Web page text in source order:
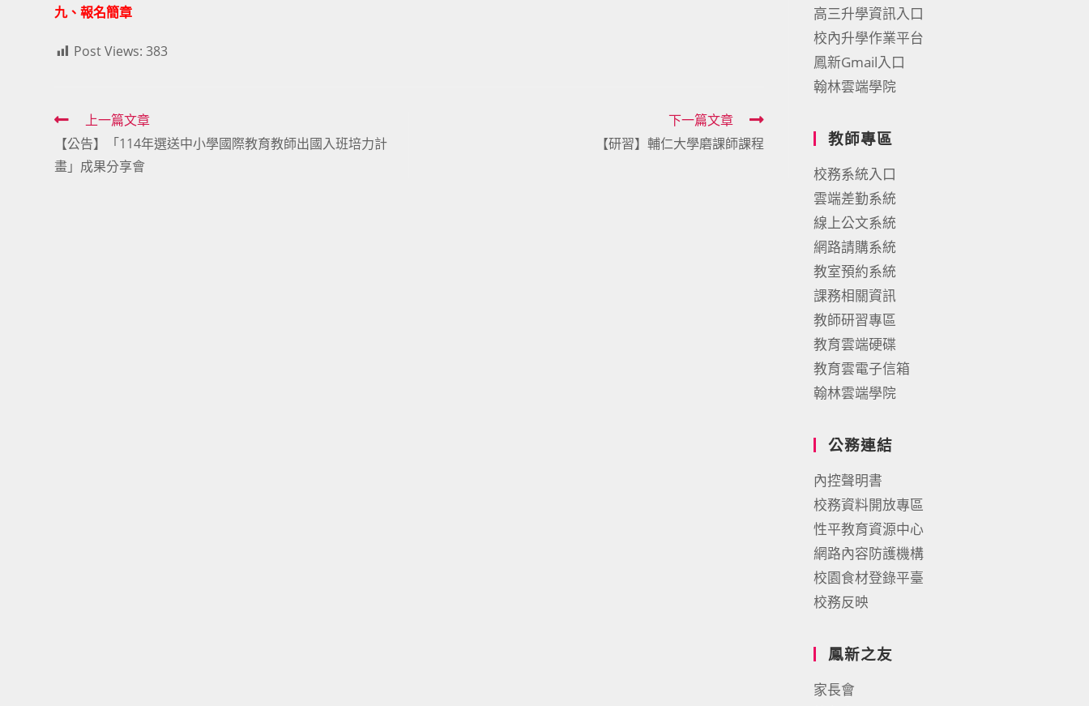
九、報名簡章
Post Views: 383
Read
more
articles
上一篇文章
【公告】「114年選送中小學國際教育教師出國入班培力計
畫」成果分享會
下一篇文章
【研習】輔仁大學磨課師課程
高三升學資訊入口
校內升學作業平台
鳳新Gmail入口
翰林雲端學院
教師專區
校務系統入口
雲端差勤系統
線上公文系統
網路請購系統
教室預約系統
課務相關資訊
教師研習專區
教育雲端硬碟
教育雲電子信箱
翰林雲端學院
公務連結
內控聲明書
校務資料開放專區
性平教育資源中心
網路內容防護機構
校園食材登錄平臺
校務反映
鳳新之友
家長會